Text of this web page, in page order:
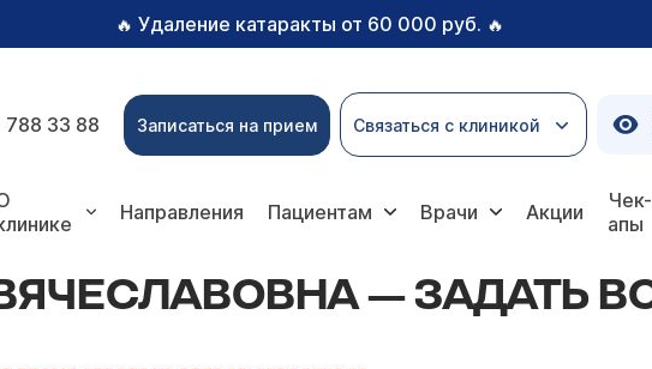
🔥 Удаление катаракты от 60 000 руб. 🔥
788 33 88 Записаться на прием Связаться с клиникой
Направления Пациентам Врачи Акции
Чек-
апы
— ЗАДАТЬ